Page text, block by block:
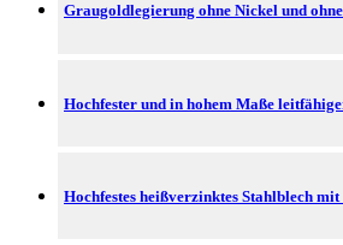
Graugoldlegierung ohne Nickel und
Hochfester und in hohem Maße
Hochfestes heißverzinktes Stahlblech